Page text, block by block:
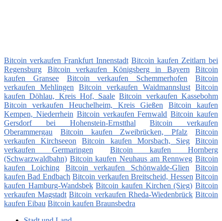
Bitcoin verkaufen Frankfurt Innenstadt Bitcoin kaufen Zeitlarn bei
Regensburg
Bitcoin verkaufen Königsberg in Bayern
Bitcoin
kaufen Gransee
Bitcoin verkaufen Schemmerhofen
Bitcoin
verkaufen Mehlingen
Bitcoin verkaufen Waidmannslust Bitcoin
kaufen Döhlau, Kreis Hof, Saale Bitcoin verkaufen Kassebohm
Bitcoin verkaufen Heuchelheim, Kreis Gießen
Bitcoin kaufen
Kempen, Niederrhein Bitcoin verkaufen Fernwald Bitcoin kaufen
Gersdorf bei Hohenstein-Ernstthal
Bitcoin verkaufen
Oberammergau
Bitcoin kaufen Zweibrücken, Pfalz
Bitcoin
verkaufen Kirchseeon
Bitcoin kaufen Morsbach, Sieg
Bitcoin
verkaufen Germaringen
Bitcoin kaufen Hornberg
(Schwarzwaldbahn) Bitcoin kaufen Neuhaus am Rennweg Bitcoin
kaufen Loiching
Bitcoin verkaufen Schönwalde-Glien
Bitcoin
kaufen Bad Endbach Bitcoin verkaufen Breitscheid, Hessen Bitcoin
kaufen Hamburg-Wandsbek Bitcoin kaufen Kirchen (Sieg) Bitcoin
verkaufen Magstadt Bitcoin verkaufen Rheda-Wiedenbrück Bitcoin
kaufen Eibau Bitcoin kaufen Braunsbedra